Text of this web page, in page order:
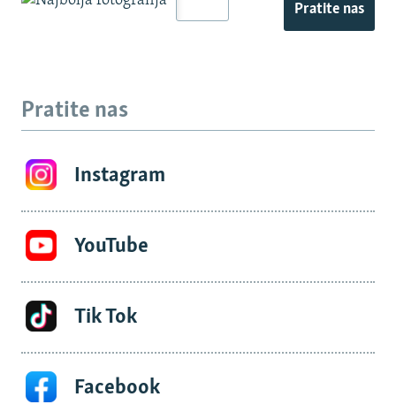
Pratite nas
Pratite nas
Instagram
YouTube
Tik Tok
Facebook